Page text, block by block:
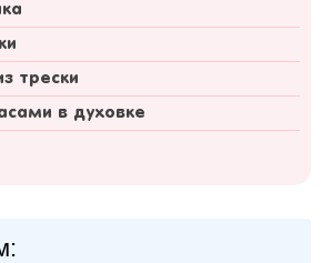
трески
в духовке